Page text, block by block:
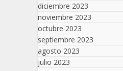
diciembre 2023
noviembre 2023
octubre 2023
septiembre 2023
agosto 2023
julio 2023